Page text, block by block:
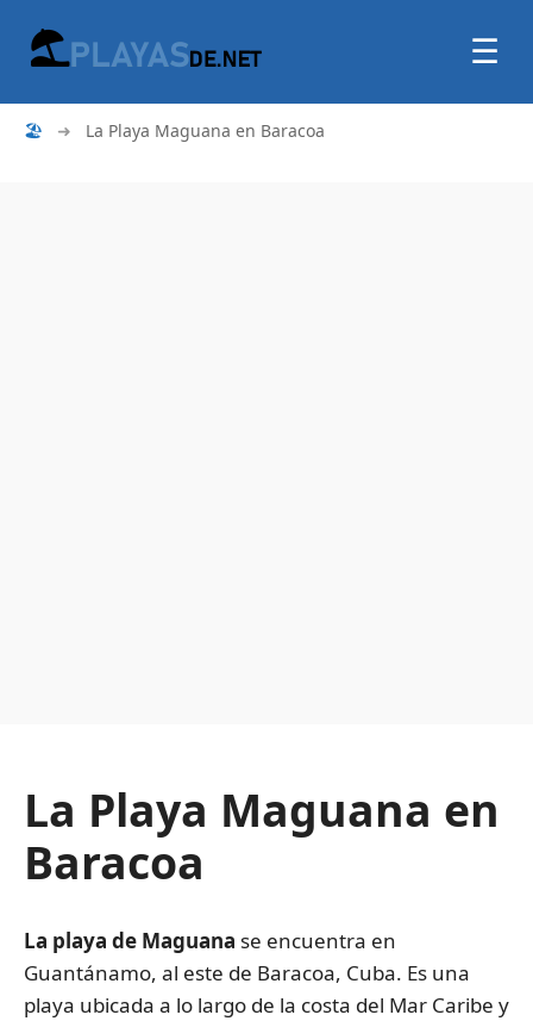
☰
🏖 ➜ La Playa Maguana en Baracoa
La Playa Maguana en
Baracoa
La playa de Maguana se encuentra en
Guantánamo, al este de Baracoa, Cuba. Es una
playa ubicada a lo largo de la costa del Mar Caribe y